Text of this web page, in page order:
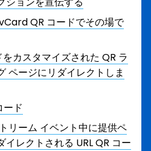
QR コードでその場で
カスタマイズされた QR ラ
ページにリダイレクトしま
ード
リーム イベント中に提供ペ
イレクトされる URL QR コー